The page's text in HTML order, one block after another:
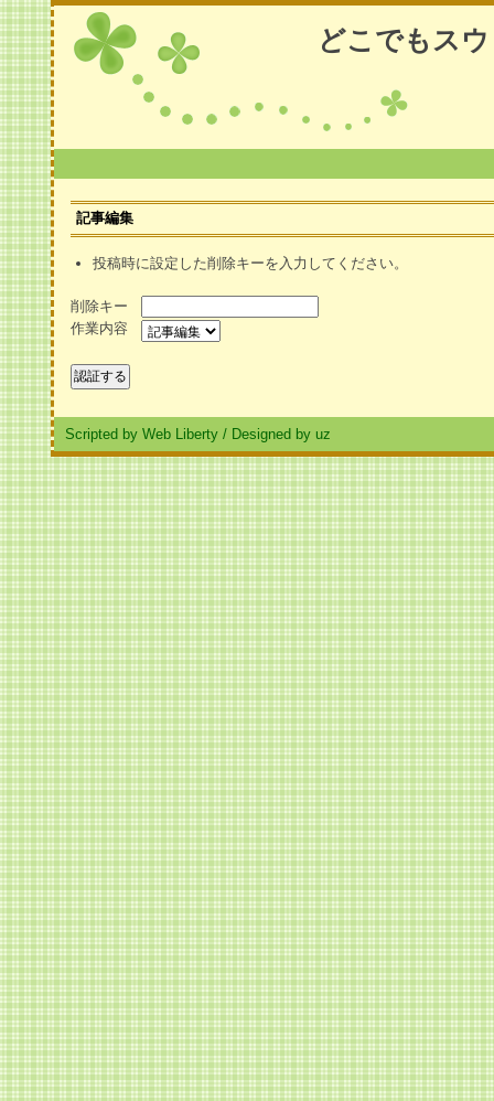
どこでもス
記事編集
投稿時に設定した削除キーを入力してください。
削除キー
作業内容
Scripted by Web Liberty / Designed by uz